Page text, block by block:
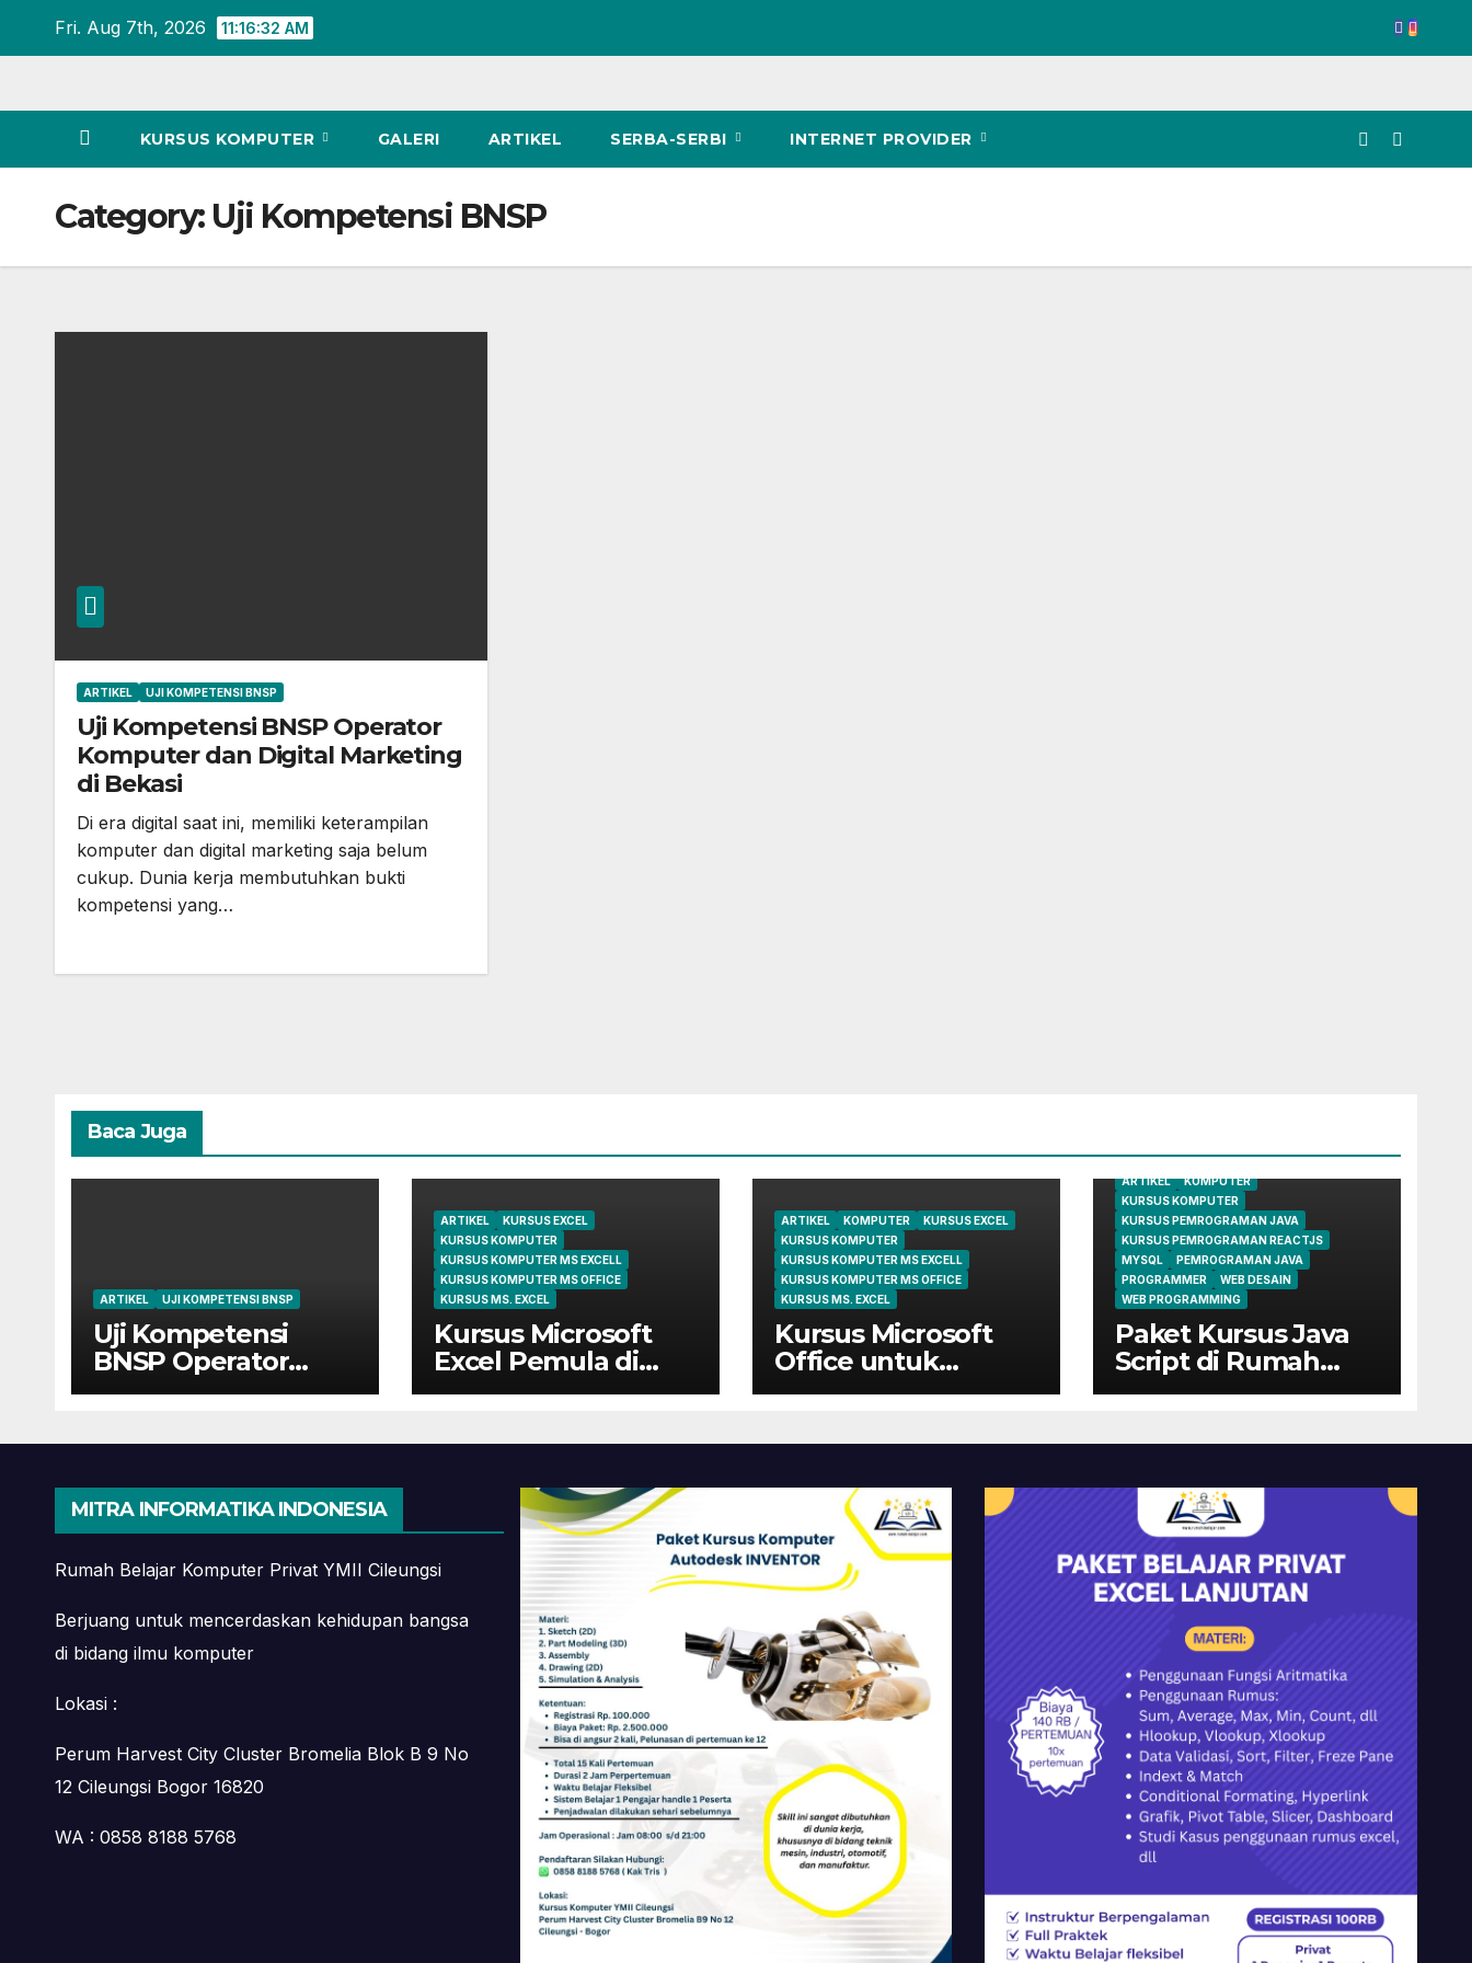
Fri. Aug 7th, 2026 11:16:33 AM
KURSUS KOMPUTER GALERI ARTIKEL SERBA-SERBI INTERNET PROVIDER
Category: Uji Kompetensi BNSP
ARTIKEL UJI KOMPETENSI BNSP
Uji Kompetensi BNSP Operator
Komputer dan Digital Marketing
di Bekasi
Di era digital saat ini, memiliki keterampilan
komputer dan digital marketing saja belum
cukup. Dunia kerja membutuhkan bukti
kompetensi yang…
Baca Juga
ARTIKEL UJI KOMPETENSI BNSP
Uji Kompetensi
BNSP Operator
Komputer dan
Bekasi
ARTIKEL
KURSUS EXCEL
KURSUS KOMPUTER
KURSUS KOMPUTER MS EXCELL
KURSUS KOMPUTER MS OFFICE
KURSUS MS. EXCEL
Kursus Microsoft
Excel Pemula di
Cileungsi | Belajar
Mahir
ARTIKEL KOMPUTER
KURSUS EXCEL
KURSUS KOMPUTER
KURSUS KOMPUTER MS EXCELL
KURSUS KOMPUTER MS OFFICE
KURSUS MS. EXCEL
Kursus Microsoft
Office untuk
Administrasi
Cileungsi
ARTIKEL
KOMPUTER
KURSUS KOMPUTER
KURSUS PEMROGRAMAN JAVA
KURSUS PEMROGRAMAN REACTJS
MYSQL
PEMROGRAMAN JAVA
PROGRAMMER
WEB DESAIN
WEB PROGRAMMING
Paket Kursus Java
Script di Rumah
Belajar Komputer
MITRA INFORMATIKA INDONESIA
Rumah Belajar Komputer Privat YMII Cileungsi
Berjuang untuk mencerdaskan kehidupan bangsa
di bidang ilmu komputer
Lokasi :
Perum Harvest City Cluster Bromelia Blok B 9 No
12 Cileungsi Bogor 16820
WA : 0858 8188 5768